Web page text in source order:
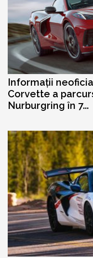
Informații
Corvette a
Nurburgring în 7...